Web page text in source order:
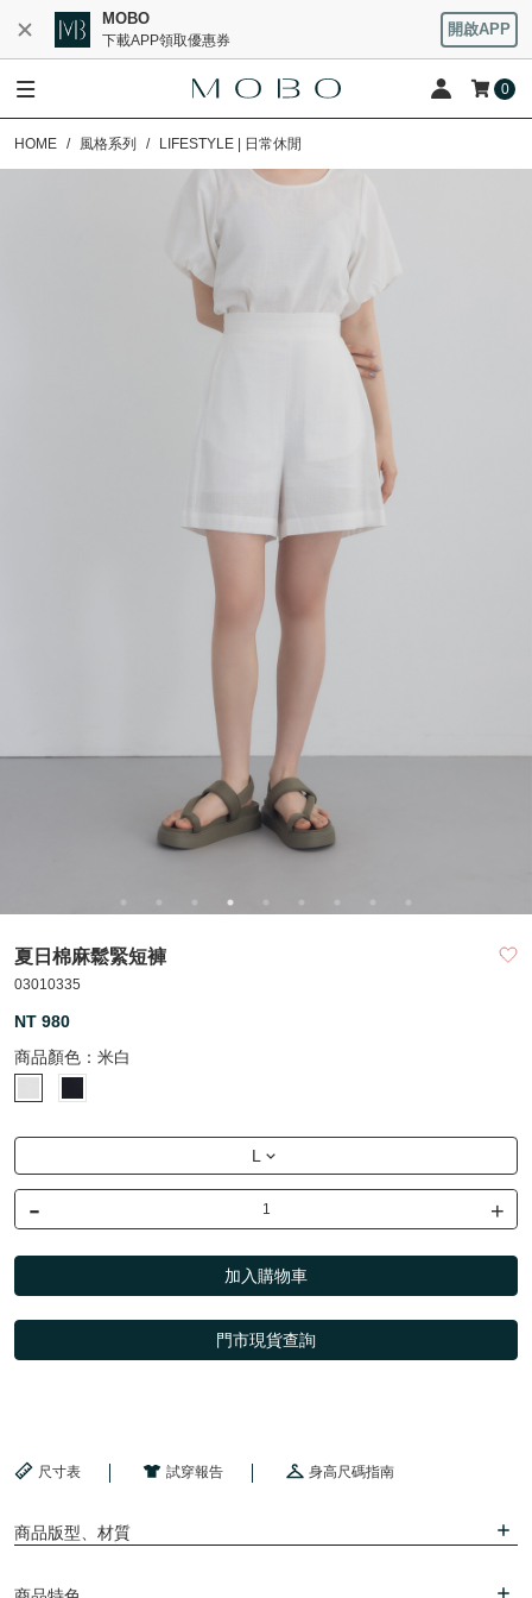
MOBO
下載APP領取優惠券
開啟APP
0
HOME 風格系列 LIFESTYLE | 日常休閒
夏日棉麻鬆緊短褲
03010335
NT 980
商品顏色： 米白
L
- +
加入購物車
門市現貨查詢
尺寸表 試穿報告 身高尺碼指南
商品版型、材質